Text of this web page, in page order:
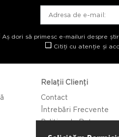
Aș dori să primesc e-mailuri despre
Citiți cu atenție și
Relații Clienți
Contact
Întrebări Frecvente
Politica de Returnare